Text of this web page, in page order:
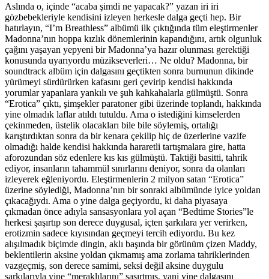
Aslında o, içinde “acaba şimdi ne yapacak?” yazan iri iri
gözbebekleriyle kendisini izleyen herkesle dalga geçti hep. Bir
hatırlayın, “I’m Breathless” albümü ilk çıktığında tüm eleştirmenler
Madonna’nın hoppa kızlık dönemlerinin kapandığını, artık olgunluk
çağını yaşayan yepyeni bir Madonna’ya hazır olunması gerektiği
konusunda uyarıyordu müzikseverleri… Ne oldu? Madonna, bir
soundtrack albüm için dalgasını geçtikten sonra burnunun dikinde
yürümeyi sürdürürken kafasını geri çevirip kendisi hakkında
yorumlar yapanlara yankılı ve şuh kahkahalarla gülmüştü. Sonra
“Erotica” çıktı, şimşekler paratoner gibi üzerinde toplandı, hakkında
yine olmadık laflar atıldı tutuldu. Ama o istediğini kimselerden
çekinmeden, üstelik olacakları bile bile söylemiş, ortalığı
karıştırdıktan sonra da bir kenara çekilip hiç de üzerlerine vazife
olmadığı halde kendisi hakkında hararetli tartışmalara gire, hatta
aforozundan söz edenlere kıs kıs gülmüştü. Taktiği basitti, tahrik
ediyor, insanların tahammül sınırlarını deniyor, sonra da olanları
izleyerek eğleniyordu. Eleştirmenlerin 2 milyon satan “Erotica”
üzerine söylediği, Madonna’nın bir sonraki albümünde iyice yoldan
çıkacağıydı. Ama o yine dalga geçiyordu, ki daha piyasaya
çıkmadan önce adıyla sansasyonlara yol açan “Bedtime Stories”le
herkesi şaşırtıp son derece duygusal, içten şarkılara yer verirken,
erotizmin sadece kıyısından geçmeyi tercih ediyordu. Bu kez
alışılmadık biçimde dingin, aklı başında bir görünüm çizen Maddy,
beklentilerin aksine yoldan çıkmamış ama zorlama tahriklerinden
vazgeçmiş, son derece samimi, seksi değil aksine duygulu
şarkılarıyla yine “meraklılarını” şaşırtmış, yani yine dalgasını